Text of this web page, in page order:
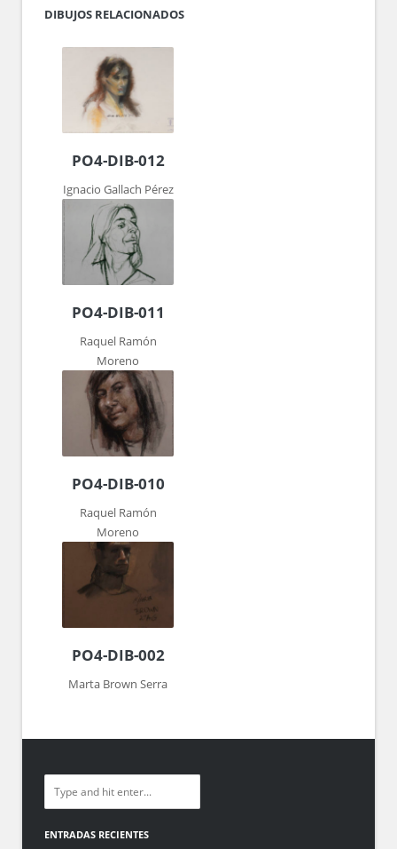
DIBUJOS RELACIONADOS
PO4-DIB-012
Ignacio Gallach Pérez
PO4-DIB-011
Raquel Ramón
Moreno
PO4-DIB-010
Raquel Ramón
Moreno
PO4-DIB-002
Marta Brown Serra
ENTRADAS RECIENTES